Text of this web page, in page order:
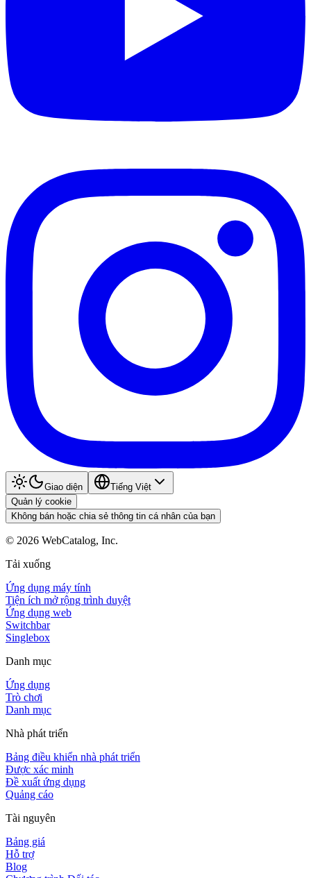
Giao diện
Tiếng Việt
Quản lý cookie
Không bán hoặc chia sẻ thông tin cá nhân của bạn
© 2026 WebCatalog, Inc.
Tải xuống
Ứng dụng máy tính
Tiện ích mở rộng trình duyệt
Ứng dụng web
Switchbar
Singlebox
Danh mục
Ứng dụng
Trò chơi
Danh mục
Nhà phát triển
Bảng điều khiển nhà phát triển
Được xác minh
Đề xuất ứng dụng
Quảng cáo
Tài nguyên
Bảng giá
Hỗ trợ
Blog